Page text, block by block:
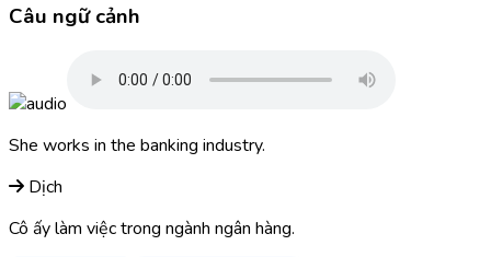
Câu ngữ cảnh
She works in the banking industry.
Dịch
Cô ấy làm việc trong ngành ngân hàng.